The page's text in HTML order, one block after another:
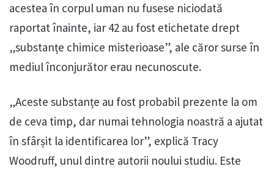
acestea în corpul uman nu fusese niciodată
raportat înainte, iar 42 au fost etichetate drept
„substanțe chimice misterioase”, ale căror surse în
mediul înconjurător erau necunoscute.
„Aceste substanțe au fost probabil prezente la om
de ceva timp, dar numai tehnologia noastră a ajutat
în sfârșit la identificarea lor”, explică Tracy
Woodruff, unul dintre autorii noului studiu. Este